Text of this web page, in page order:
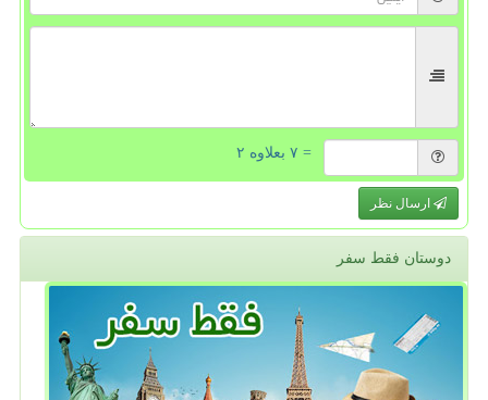
= ۷ بعلاوه ۲
ارسال نظر
دوستان فقط سفر